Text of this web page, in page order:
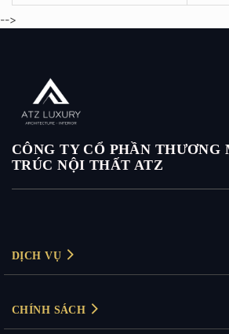
-->
CÔNG TY CỔ PHẦN
TRÚC NỘI THẤT ATZ
DỊCH VỤ
Thiết kế nội thất biệt thự
CHÍNH SÁCH